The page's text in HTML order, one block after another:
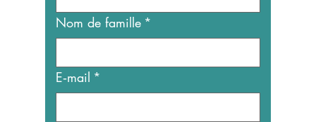
Prénom*
Nom de famille*
Prénom*
Nom de famille*